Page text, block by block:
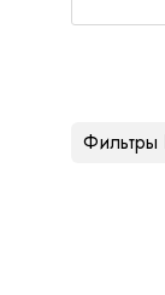
Фильтры